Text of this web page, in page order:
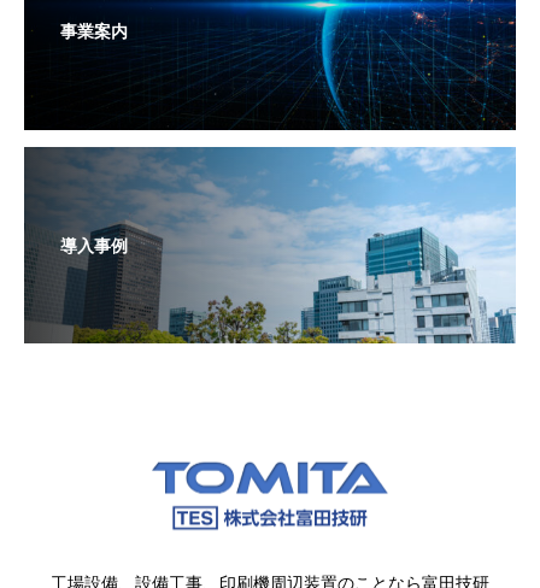
事業案内
導入事例
工場設備、設備工事、印刷機周辺装置のことなら富田技研